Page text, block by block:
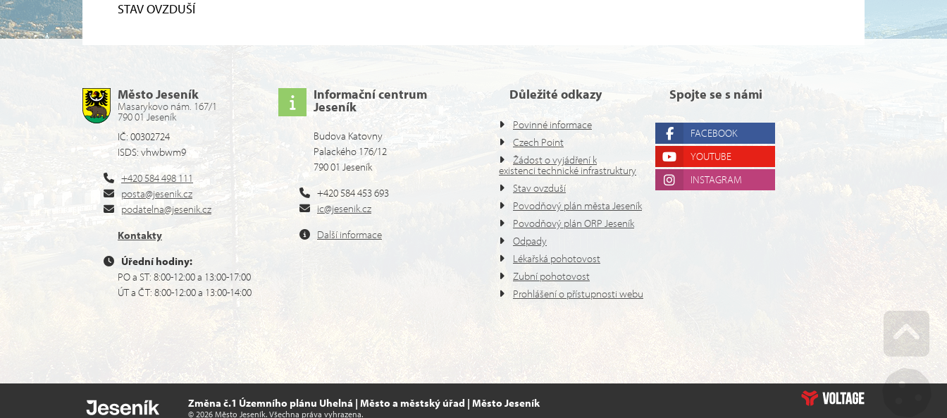
STAV OVZDUŠÍ
Město Jeseník
Masarykovo nám. 167/1
790 01 Jeseník
IČ: 00302724
ISDS: vhwbwm9
+420 584 498 111
posta@jesenik.cz
podatelna@jesenik.cz
Kontakty
Úřední hodiny:
PO a ST: 8:00-12:00 a 13:00-17:00
ÚT a ČT: 8:00-12:00 a 13:00-14:00
Informační centrum
Jeseník
Budova Katovny
Palackého 176/12
790 01 Jeseník
+420 584 453 693
ic@jesenik.cz
Další informace
Důležité odkazy
Povinné informace
Czech Point
Žádost o vyjádření k
existenci technické infrastruktury
Stav ovzduší
Povodňový plán města Jeseník
Povodňový plán ORP Jeseník
Odpady
Lékařská pohotovost
Zubní pohotovost
Prohlášení o přístupnosti webu
Spojte se s námi
FACEBOOK
YOUTUBE
INSTAGRAM
Změna č.1 Územního plánu Uhelná | Město a městský úřad | Město Jeseník
© 2026 Město Jeseník. Všechna práva vyhrazena.
Go